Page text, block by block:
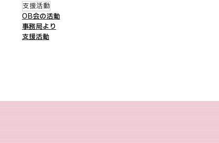
支援活動
OB会の活動
事務局より
支援活動